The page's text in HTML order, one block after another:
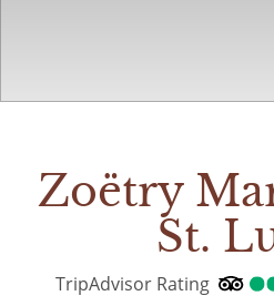
Zoëtry
St.
TripAdvisor Rating 4.5